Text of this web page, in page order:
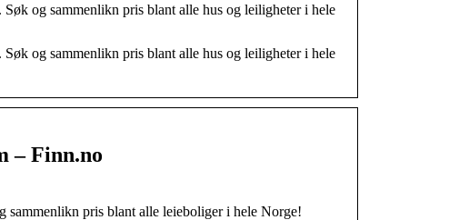
og sammenlikn pris blant alle hus og leiligheter i hele
og sammenlikn pris blant alle hus og leiligheter i hele
– Finn.no
pris blant alle leieboliger i hele Norge!